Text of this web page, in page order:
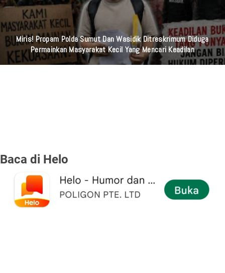
Miris! Propam Polda Sumut Dan Wasidik Ditreskrimum Diduga
Permainkan Masyarakat Kecil Yang Mencari Keadilan
Baca di Helo